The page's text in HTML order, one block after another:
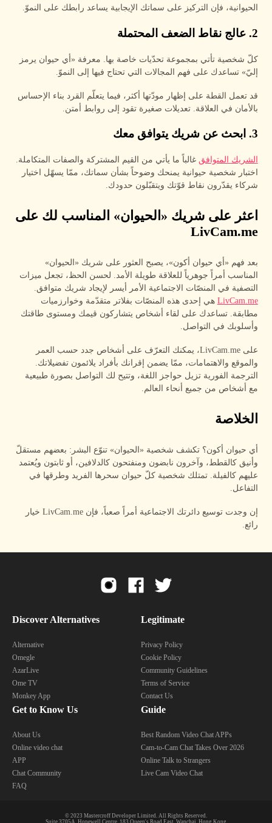
الحيوانية، فإن التركيز على سماتك الإيجابية يساعد رابطك على النموّ.
2. عالج نقاط الضعف المحتملة
كلّ شخصية تأتي بمجموعة تحدّيات خاصة بها. معرفة «أي حيوان يرمز
إليّ» تساعدك على فهم المجالات التي تحتاج فيها إلى النموّ.
قد تعمل القطة على إظهار مودّتها أكثر، فيما يتعلّم القرد بناء الإحساس
بالأمان في العلاقة. تعديلات صغيرة تقود إلى روابط أمتن.
3. ابحث عن شريك يتوافق معك
الشريك المتوافق غالباً ما يأتي من القيم المشتركة والصفات المتكاملة.
اختبار شخصية حيوانية يمنحك وضوحاً بشأن سماتك، ممّا يسهّل اختيار
شركاء يقدّرون نقاط قوّتك ويتقبّلون حدودك.
اعثر على شريك «الحيوان» المناسب لك على
LivCam.me
بعد فهم «أي حيوان أكون»، يصبح العثور على شريك «الحيوان»
المناسب أمراً جوهرياً للعلاقة طويلة الأمد. لحسن الحظ، تجعل ميزات
التصفية في المنصّات الاجتماعية الأمر أيسر لإيجاد شريك متوافق.
LivCam.me هي إحدى هذه المنصّات بفلاتر متقدّمة وخوارزميات
مطابقة. تساعدك على لقاء أشخاص يتشاركون قيمك ومستوى طاقتك
وأسلوبك في التواصل.
على LivCam.me، يمكنك التعرّف على أشخاص جدد حسب العمر
والموقع والاهتمامات، ممّا يضمن إقرانك بأفراد يلائمون تفضيلاتك.
الترجمة الفورية تزيل حواجز اللغة، وتتيح لك التواصل بصورة طبيعية
مع أشخاص من جميع أنحاء العالم.
الخلاصة
أي حيوان أكون؟ تكشف شخصية «الحيوان» تنوّع البشر: بعضهم مستقلّ
وأنيق كالقطط، وآخرون نابضون ومنفتحون كالدلافين، أو ثابتون ويُعتمد
عليهم كالفيلة. تمتلك شخصية كلّ حيوان سحرها الفريد وطرقها في
التفاعل.
إن وجدت توسيع دائرتك الاجتماعية أمراً صعباً، فإن LivCam.me خيار
رائع.
Discover Alternatives
Alternative
Omegle
AzarLive
Ome TV
Monkey App
Legitimate
Privacy Policy
Cookie Policy
Community Guidelines
Terms of Service
Contact Us
Get to Know Us
About Us
Online video chat
APP
Chat Community
FAQ
Guide
Best Random Video Chat APPs
Cam-to-Cam Chat Takes Over 2026
Online Talk to Strangers
Live Cam Video Chat
© 2023 Mastercroff Developer Limited. All Rights Reserved.